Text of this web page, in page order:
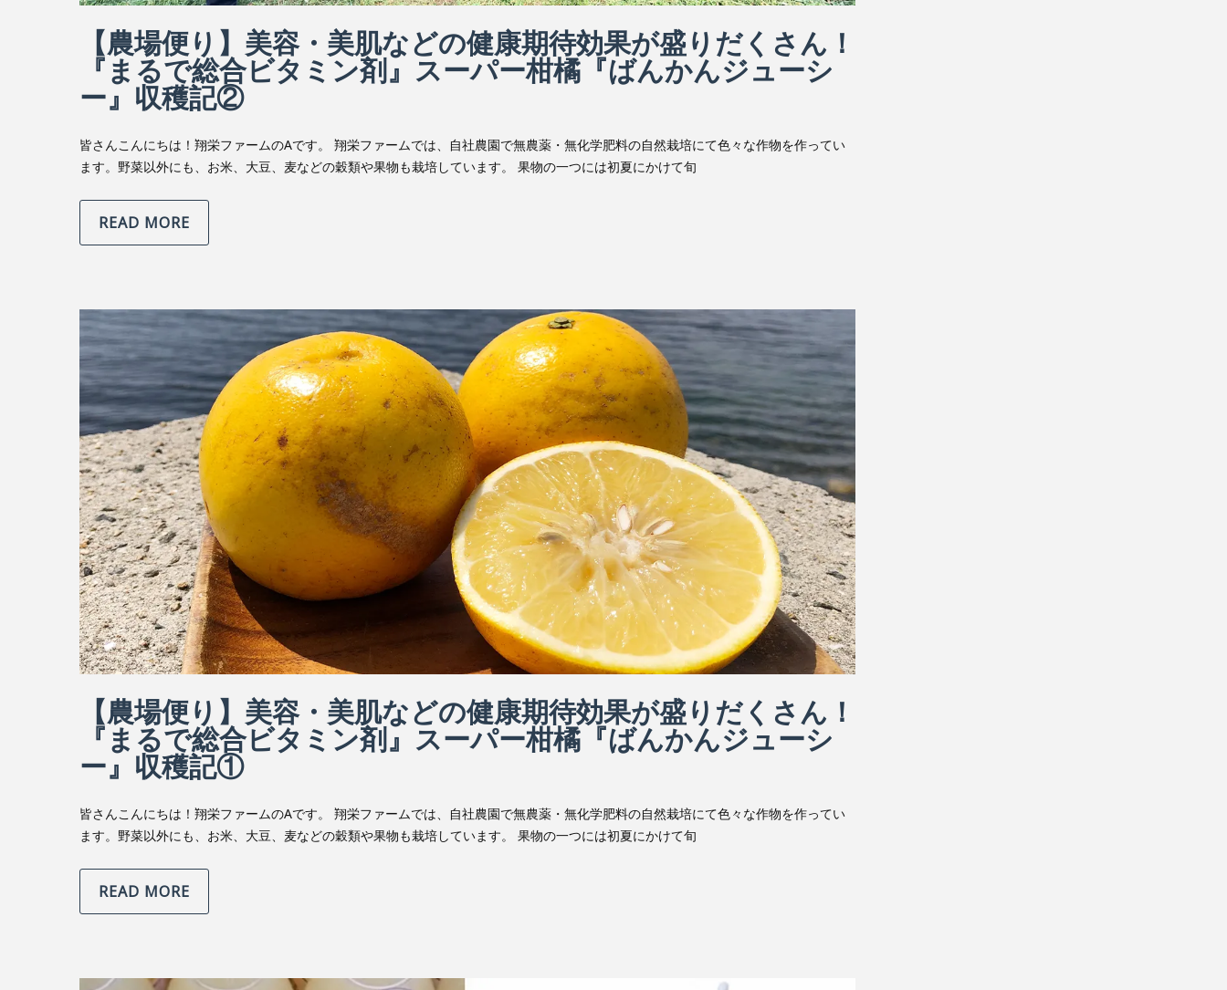
【農場便り】美容・美肌などの健康期待効果が盛りだくさん！
『まるで総合ビタミン剤』スーパー柑橘『ばんかんジューシ
ー』収穫記②
皆さんこんにちは！翔栄ファームのAです。 翔栄ファームでは、自社農園で無農薬・無化学肥料の自然栽培にて色々な作物を作ってい
ます。野菜以外にも、お米、大豆、麦などの穀類や果物も栽培しています。 果物の一つには初夏にかけて旬
READ MORE
【農場便り】美容・美肌などの健康期待効果が盛りだくさん！
『まるで総合ビタミン剤』スーパー柑橘『ばんかんジューシ
ー』収穫記①
皆さんこんにちは！翔栄ファームのAです。 翔栄ファームでは、自社農園で無農薬・無化学肥料の自然栽培にて色々な作物を作ってい
ます。野菜以外にも、お米、大豆、麦などの穀類や果物も栽培しています。 果物の一つには初夏にかけて旬
READ MORE